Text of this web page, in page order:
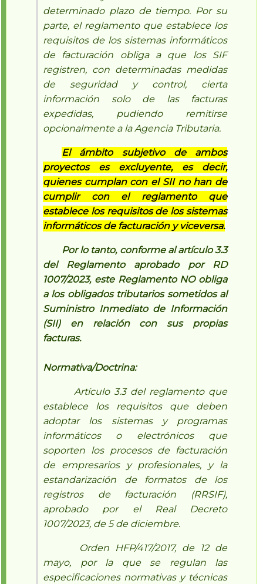
determinado plazo de tiempo. Por su
parte, el reglamento que establece los
requisitos de los sistemas informáticos
de facturación obliga a que los SIF
registren, con determinadas medidas
de seguridad y control, cierta
información solo de las facturas
expedidas, pudiendo remitirse
opcionalmente a la Agencia Tributaria.
El ámbito subjetivo de ambos
proyectos es excluyente, es decir,
quienes cumplan con el SII no han de
cumplir con el reglamento que
establece los requisitos de los sistemas
informáticos de facturación y viceversa.
Por lo tanto, conforme al artículo 3.3
del Reglamento aprobado por RD
1007/2023, este Reglamento NO obliga
a los obligados tributarios sometidos al
Suministro Inmediato de Información
(SII) en relación con sus propias
facturas.
Normativa/Doctrina:
Artículo 3.3 del reglamento que
establece los requisitos que deben
adoptar los sistemas y programas
informáticos o electrónicos que
soporten los procesos de facturación
de empresarios y profesionales, y la
estandarización de formatos de los
registros de facturación (RRSIF),
aprobado por el Real Decreto
1007/2023, de 5 de diciembre.
Orden HFP/417/2017, de 12 de
mayo, por la que se regulan las
especificaciones normativas y técnicas